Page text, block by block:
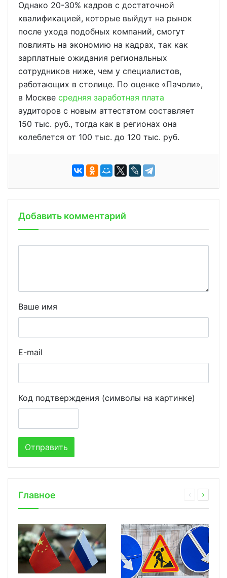
Однако 20-30% кадров с достаточной
квалификацией, которые выйдут на рынок
после ухода подобных компаний, смогут
повлиять на экономию на кадрах, так как
зарплатные ожидания региональных
сотрудников ниже, чем у специалистов,
работающих в столице. По оценке «Пачоли»,
в Москве средняя заработная плата
аудиторов с новым аттестатом составляет
150 тыс. руб., тогда как в регионах она
колеблется от 100 тыс. до 120 тыс. руб.
Добавить комментарий
Ваше имя
E-mail
Код подтверждения (символы на картинке)
Главное